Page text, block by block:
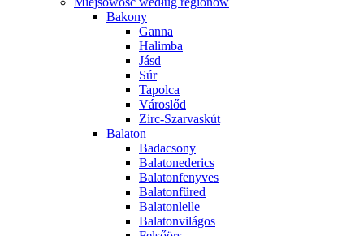
Bakony
Ganna
Halimba
Jásd
Súr
Tapolca
Városlőd
Zirc-Szarvaskút
Balaton
Badacsony
Balatonederics
Balatonfenyves
Balatonfüred
Balatonlelle
Balatonvilágos